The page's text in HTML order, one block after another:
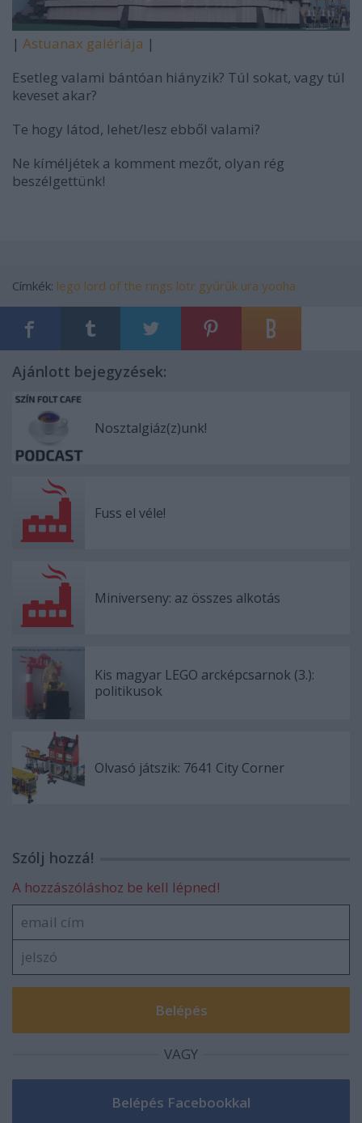
| Astuanax galériája |
Esetleg valami bántóan hiányzik? Túl sokat, vagy túl
keveset akar?
Te hogy látod, lehet/lesz ebből valami?
Ne kíméljétek a komment mezőt, olyan rég
beszélgettünk!
Címkék: lego lord of the rings lotr gyűrűk ura yooha
Ajánlott bejegyzések:
Nosztalgiáz(z)unk!
Fuss el véle!
Miniverseny: az összes alkotás
Kis magyar LEGO arcképcsarnok (3.):
politikusok
Olvasó játszik: 7641 City Corner
Szólj hozzá!
A hozzászóláshoz be kell lépned!
VAGY